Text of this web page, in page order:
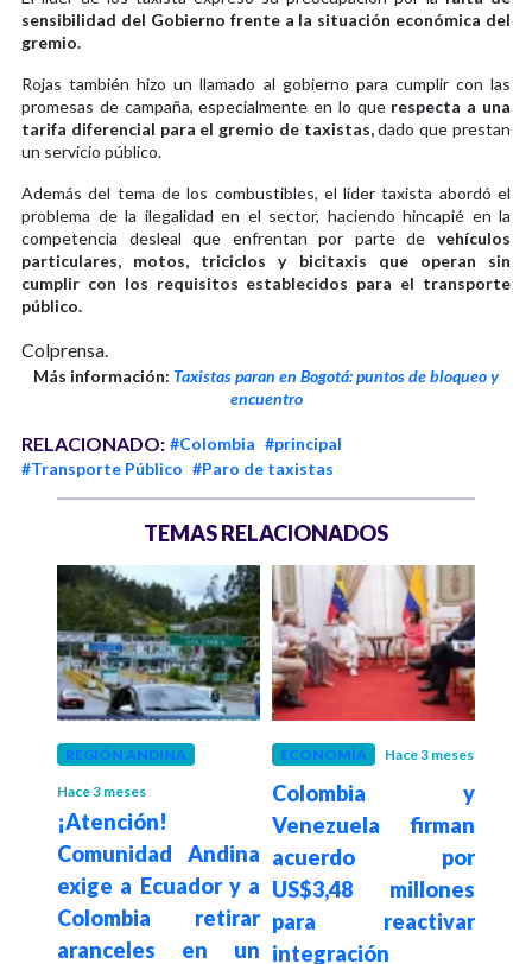
sensibilidad del Gobierno frente a la situación económica del
gremio.
Rojas también hizo un llamado al gobierno para cumplir con las
promesas de campaña, especialmente en lo que respecta a una
tarifa diferencial para el gremio de taxistas,dado que prestan
un servicio público.
Además del tema de los combustibles, el líder taxista abordó el
problema de la ilegalidad en el sector, haciendo hincapié en la
competencia desleal que enfrentan por parte de vehículos
particulares, motos, triciclos y bicitaxis que operan sin
cumplir con los requisitos establecidos para el transporte
público.
Colprensa.
Más información: Taxistas paran en Bogotá: puntos de bloqueo y
encuentro
RELACIONADO: #Colombia #principal
#Transporte Público #Paro de taxistas
TEMAS RELACIONADOS
REGIÓN ANDINA
Hace 3 meses
¡Atención!
Comunidad Andina
exige a Ecuador y a
Colombia retirar
aranceles en un
ECONOMÍA Hace 3 meses
Colombia y
Venezuela firman
acuerdo por
US$3,48 millones
para reactivar
integración